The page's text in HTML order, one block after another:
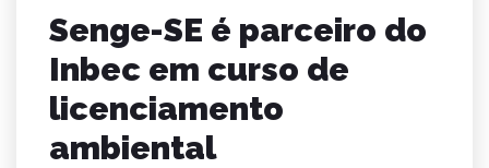
Senge-SE é parceiro do
Inbec em curso de
licenciamento
ambiental